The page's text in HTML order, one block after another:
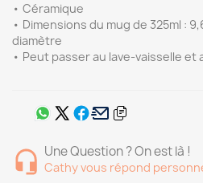
• Céramique
• Dimensions du mug de 325ml :
diamètre
• Peut passer au lave-vaisselle et
Une Question ? On est là !
Cathy vous répond